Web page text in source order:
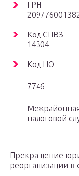
ГРН
Код СПВЗ
14304
Код НО
7746
налоговой
Прекращение
реорганизации